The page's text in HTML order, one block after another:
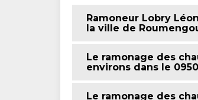
Ramoneur Lobry
la ville de
Le ramonage des
environs dans le
Le ramonage des